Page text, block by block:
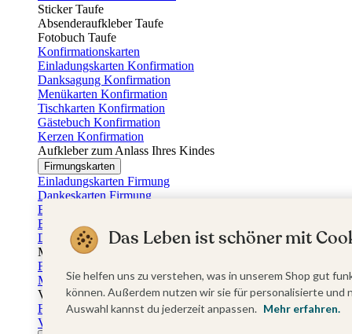
Sticker Taufe
Absenderaufkleber Taufe
Fotobuch Taufe
Konfirmationskarten
Einladungskarten Konfirmation
Danksagung Konfirmation
Menükarten Konfirmation
Tischkarten Konfirmation
Gästebuch Konfirmation
Kerzen Konfirmation
Aufkleber zum Anlass Ihres Kindes
Firmungskarten
Einladungskarten Firmung
Dankeskarten Firmung
Einschulungskarten
Einladungskarten Einschulung
Danksagung Einschulung
Muttertag
Fotogeschenke Muttertag
Muttertagskarten
Vatertag
Fotogeschenke Vatertag
Vatertagskarten
Das Leben ist schöner mit
Sie helfen uns zu verstehen, was in unserem Shop gut
können. Außerdem nutzen wir sie für personalisierte
Auswahl kannst du jederzeit anpassen. Mehr erfahren.